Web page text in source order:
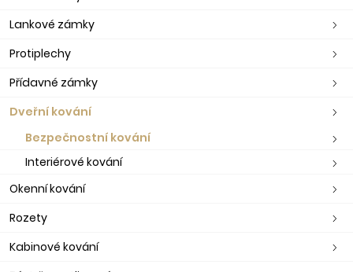
Lankové zámky
Protiplechy
Přídavné zámky
Dveřní kování
Bezpečnostní kování
Interiérové kování
Okenní kování
Rozety
Kabinové kování